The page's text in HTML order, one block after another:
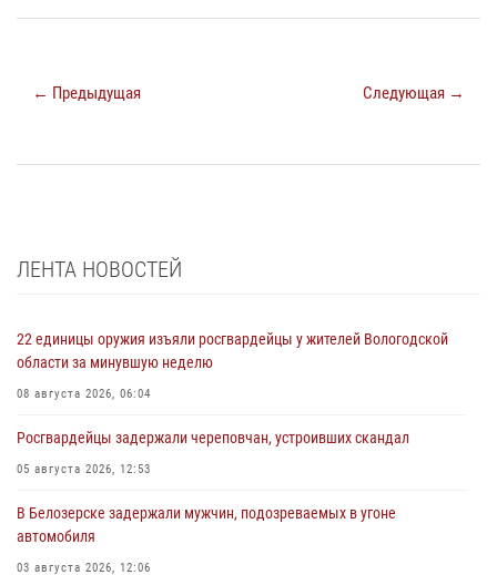
← Предыдущая Следующая →
ЛЕНТА НОВОСТЕЙ
22 единицы оружия изъяли росгвардейцы у жителей Вологодской
области за минувшую неделю
08 августа 2026, 06:04
Росгвардейцы задержали череповчан, устроивших скандал
05 августа 2026, 12:53
В Белозерске задержали мужчин, подозреваемых в угоне
автомобиля
03 августа 2026, 12:06